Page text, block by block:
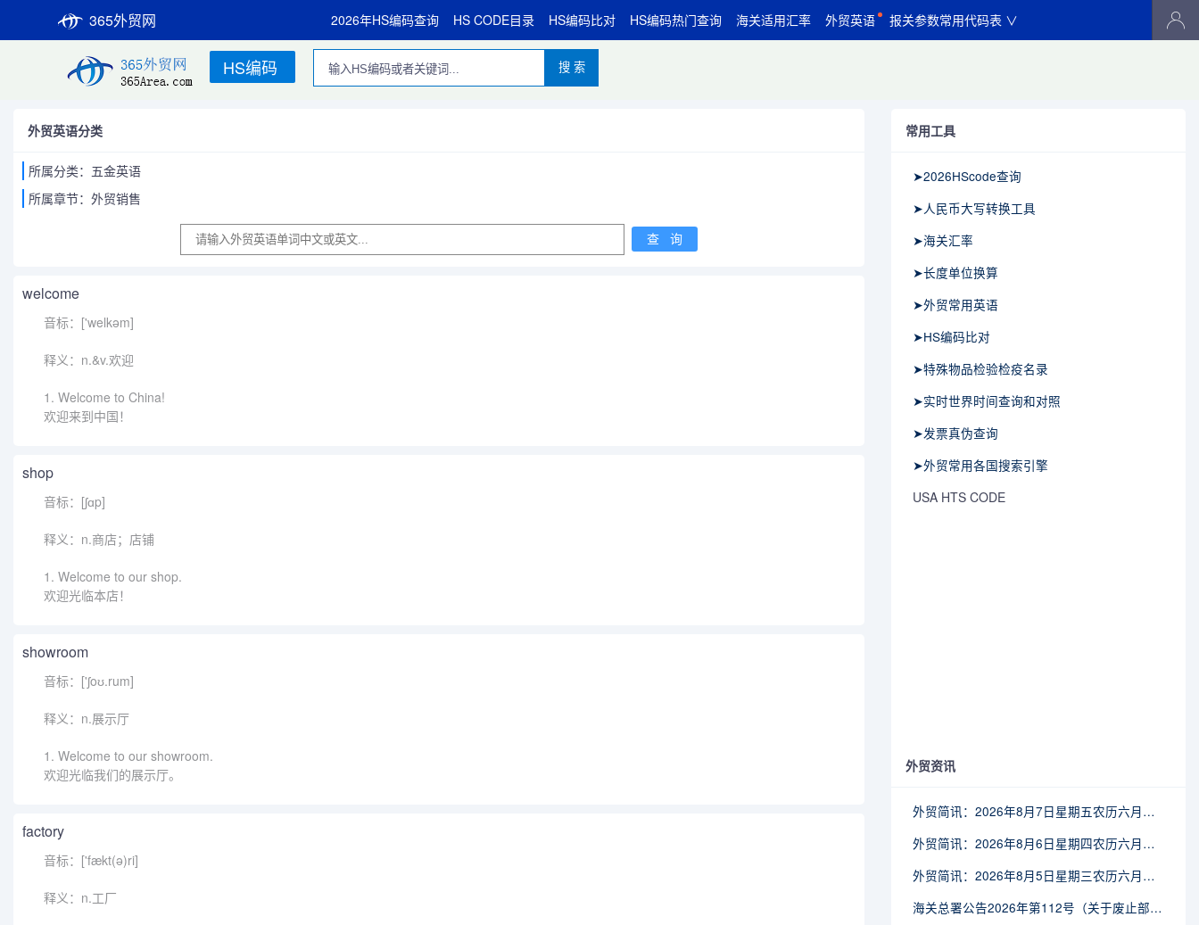
365外贸网 2026年HS编码查询 HS CODE目录 HS编码比对 HS编码热门查询 海关适用汇率 外贸英语 报关参数常用代码表 ∨
HS编码 搜 索
外贸英语分类
所属分类：五金英语
所属章节：外贸销售
welcome
音标：['welkəm]
释义：n.&v.欢迎
1. Welcome to China!
欢迎来到中国！
shop
音标：[ʃɑp]
释义：n.商店；店铺
1. Welcome to our shop.
欢迎光临本店！
showroom
音标：['ʃoʊ.rum]
释义：n.展示厅
1. Welcome to our showroom.
欢迎光临我们的展示厅。
factory
音标：['fækt(ə)ri]
释义：n.工厂
常用工具
➤2026HScode查询
➤人民币大写转换工具
➤海关汇率
➤长度单位换算
➤外贸常用英语
➤HS编码比对
➤特殊物品检验检疫名录
➤实时世界时间查询和对照
➤发票真伪查询
➤外贸常用各国搜索引擎
USA HTS CODE
外贸资讯
外贸简讯：2026年8月7日星期五农历六月廿五
外贸简讯：2026年8月6日星期四农历六月廿四
外贸简讯：2026年8月5日星期三农历六月廿三
海关总署公告2026年第112号（关于废止部分卫生检疫类规范性文件的公告）